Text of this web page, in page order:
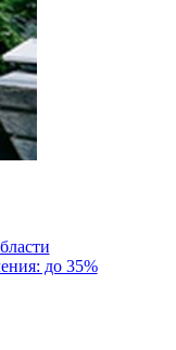
до 35%